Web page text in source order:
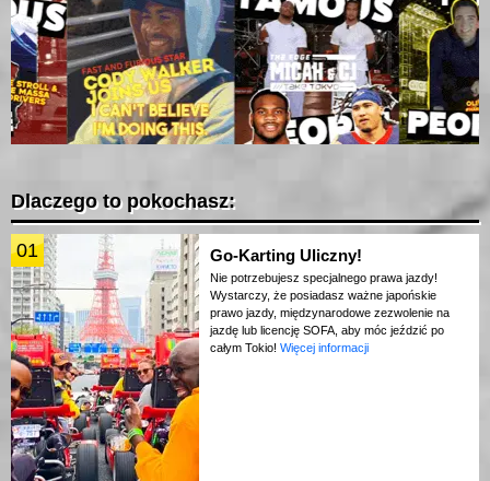
Dlaczego to pokochasz:
01 Go-Karting Uliczny!
Nie potrzebujesz specjalnego prawa jazdy!
Wystarczy, że posiadasz ważne japońskie
prawo jazdy, międzynarodowe zezwolenie na
jazdę lub licencję SOFA, aby móc jeździć po
całym Tokio! Więcej informacji